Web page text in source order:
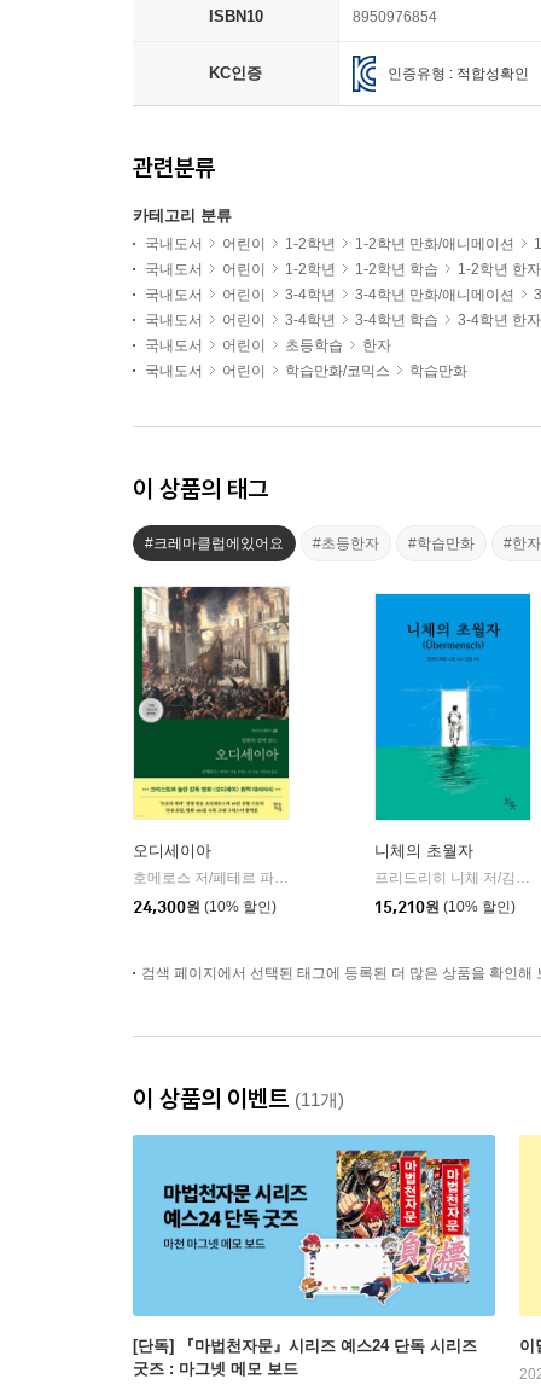
ISBN10 8950976854
KC인증 인증유형 : 적합성확인
관련분류
카테고리 분류
국내도서 어린이 1-2학년 1-2학년 만화/애니메이션
국내도서
어린이 1-2학년 1-2학년 학습
1-2학년 한자
국내도서
어린이 3-4학년 3-4학년 만화/애니메이션
국내도서
어린이 3-4학년 3-4학년 학습
3-4학년 한자
국내도서
어린이 초등학습
한자
국내도서
어린이 학습만화/코믹스 학습만화
이 상품의 태그
#크레마클럽에있어요 #초등한자 #학습만화 #한
오디세이아
호메로스 저/페테르 파울 루벤스 그림/박문재 역 |
현대지성
24,300원 (10% 할인)
니체의 초월자
프리드리히 니체 저/김철 편역
15,210원 (10% 할인)
검색 페이지에서 선택된 태그에 등록된 더 많은 상품을 확인해
이 상품의 이벤트 (11개)
[단독] 『마법천자문』시리즈 예스24 단독 시리즈
굿즈 : 마그넷 메모 보드
이